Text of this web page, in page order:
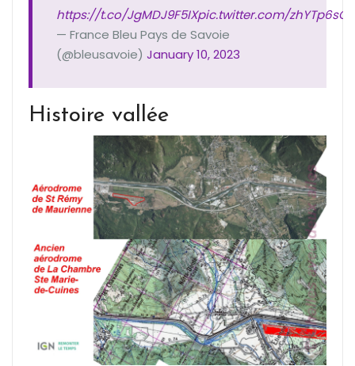
https://t.co/JgMDJ9F5IXpic.twitter.com/
— France Bleu Pays de Savoie
(@bleusavoie) January 10, 2023
Histoire vallée